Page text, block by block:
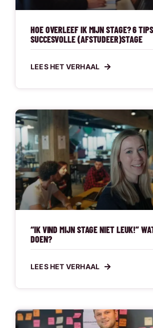
HOE OVERLEEF IK MIJN STAGE? 6
SUCCESVOLLE (AFSTUDEER)STAGE
LEES HET VERHAAL
“IK VIND MIJN STAGE NIET LEUK!”
DOEN?
LEES HET VERHAAL